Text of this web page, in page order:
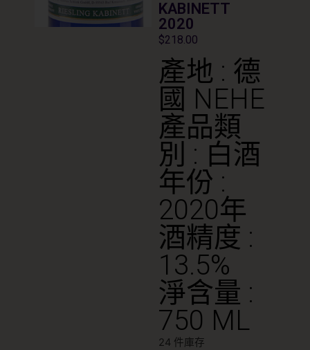
KABINETT
2020
$218.00
產地 : 德
國 NEHE
產品類
別 : 白酒
年份 :
2020年
酒精度 :
13.5%
淨含量 :
750 ML
24 件庫存